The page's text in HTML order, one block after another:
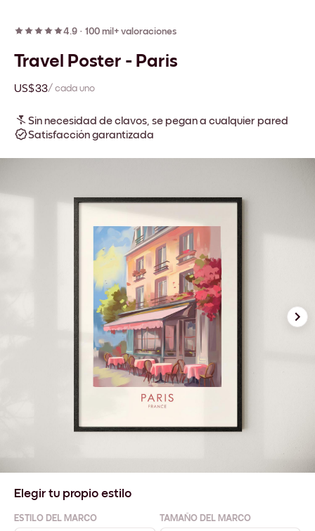
4.9 · 100 mil+ valoraciones
Travel Poster - Paris
US$33/ cada uno
Sin necesidad de clavos, se pegan a cualquier pared
Satisfacción garantizada
Elegir tu propio estilo
ESTILO DEL MARCO TAMAÑO DEL MARCO